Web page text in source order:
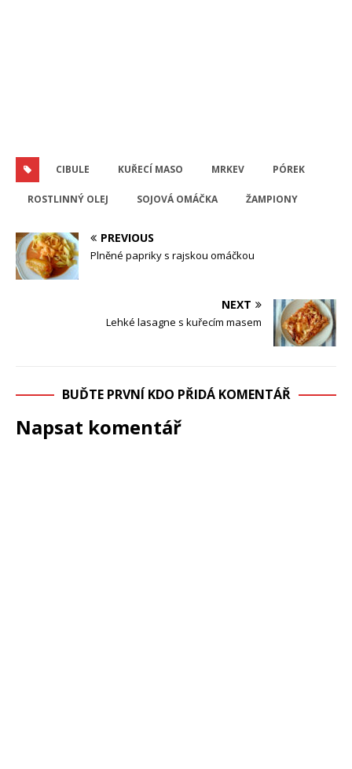
CIBULE KUŘECÍ MASO MRKEV PÓREK
ROSTLINNÝ OLEJ SOJOVÁ OMÁČKA ŽAMPIONY
PREVIOUS
Plněné papriky s rajskou omáčkou
NEXT
Lehké lasagne s kuřecím masem
BUĎTE PRVNÍ KDO PŘIDÁ KOMENTÁŘ
Napsat komentář